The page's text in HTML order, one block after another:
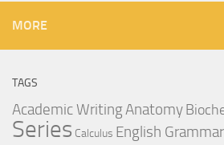
MORE
TAGS
Academic WritingAnatomy
Series Calculus English Grammar